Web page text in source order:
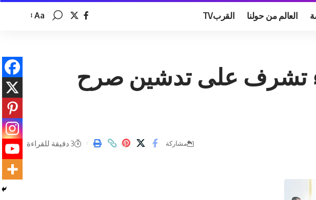
العالم من حولنا القربTV
تغيير
Aa
تشرف على تدشين صرح
مشاركة 3 دقيقة للقراءة